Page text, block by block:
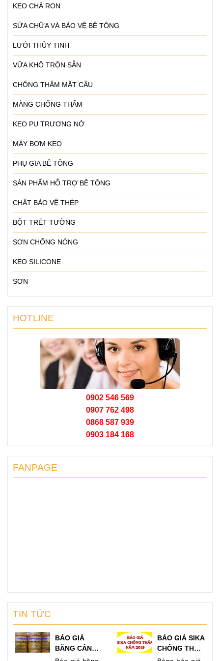
KEO CHÀ RON
SỬA CHỮA VÀ BẢO VỆ BÊ TÔNG
LƯỚI THỦY TINH
VỮA KHÔ TRỘN SẴN
CHỐNG THẤM MẶT CẦU
MÀNG CHỐNG THẤM
KEO PU TRƯƠNG NỞ
MÁY BƠM KEO
PHỤ GIA BÊ TÔNG
SẢN PHẨM HỖ TRỢ BÊ TÔNG
CHẤT BẢO VỆ THÉP
BỘT TRÉT TƯỜNG
SƠN CHỐNG NÓNG
KEO SILICONE
SƠN
HOTLINE
0902 546 569
0907 762 498
0868 587 939
0903 184 168
FANPAGE
TIN TỨC
BÁO GIÁ
BĂNG CẢN
NƯỚC SIKA &
BÁO GIÁ SIKA
CHỐNG THẤM
VÀ BĂNG